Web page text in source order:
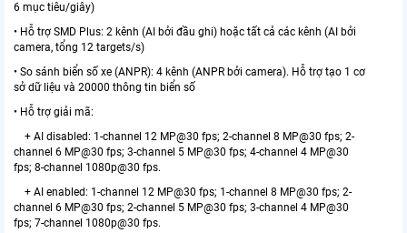
6 mục tiêu/giây)
• Hỗ trợ SMD Plus: 2 kênh (AI bởi đầu ghi) hoặc tất cả các kênh (AI bởi
camera, tổng 12 targets/s)
• So sánh biển số xe (ANPR): 4 kênh (ANPR bởi camera). Hỗ trợ tạo 1 cơ
sở dữ liệu và 20000 thông tin biển số
• Hỗ trợ giải mã:
+ AI disabled: 1-channel 12 MP@30 fps; 2-channel 8 MP@30 fps; 2-
channel 6 MP@30 fps; 3-channel 5 MP@30 fps; 4-channel 4 MP@30
fps; 8-channel 1080p@30 fps.
+ AI enabled: 1-channel 12 MP@30 fps; 1-channel 8 MP@30 fps; 2-
channel 6 MP@30 fps; 2-channel 5 MP@30 fps; 3-channel 4 MP@30
fps; 7-channel 1080p@30 fps.